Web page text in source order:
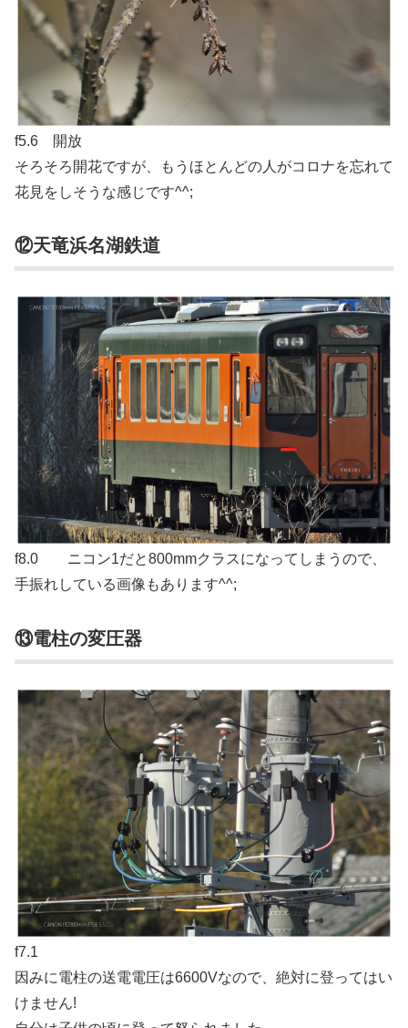
f5.6 開放
そろそろ開花ですが、もうほとんどの人がコロナを忘れて
花見をしそうな感じです^^;
⑫天竜浜名湖鉄道
f8.0 ニコン1だと800mmクラスになってしまうので、
手振れしている画像もあります^^;
⑬電柱の変圧器
f7.1
因みに電柱の送電電圧は6600Vなので、絶対に登ってはい
けません!